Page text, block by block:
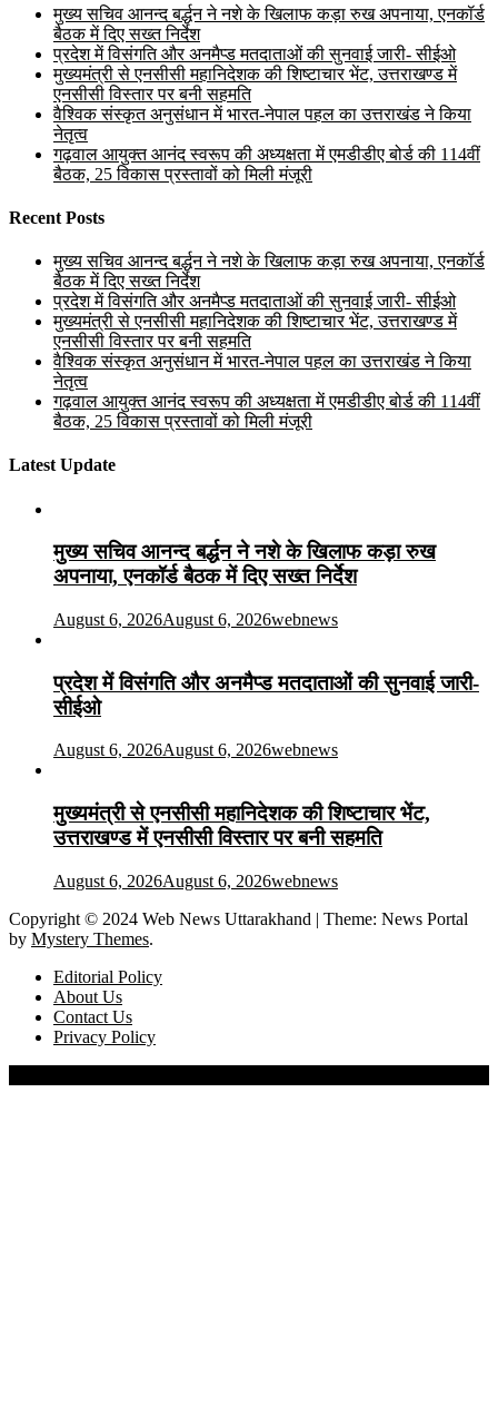
मुख्य सचिव आनन्द बर्द्धन ने नशे के खिलाफ कड़ा रुख अपनाया, एनकॉर्ड
बैठक में दिए सख्त निर्देश
प्रदेश में विसंगति और अनमैप्ड मतदाताओं की सुनवाई जारी- सीईओ
मुख्यमंत्री से एनसीसी महानिदेशक की शिष्टाचार भेंट, उत्तराखण्ड में
एनसीसी विस्तार पर बनी सहमति
वैश्विक संस्कृत अनुसंधान में भारत-नेपाल पहल का उत्तराखंड ने किया
नेतृत्व
गढ़वाल आयुक्त आनंद स्वरूप की अध्यक्षता में एमडीडीए बोर्ड की 114वीं
बैठक, 25 विकास प्रस्तावों को मिली मंजूरी
Recent Posts
मुख्य सचिव आनन्द बर्द्धन ने नशे के खिलाफ कड़ा रुख अपनाया, एनकॉर्ड
बैठक में दिए सख्त निर्देश
प्रदेश में विसंगति और अनमैप्ड मतदाताओं की सुनवाई जारी- सीईओ
मुख्यमंत्री से एनसीसी महानिदेशक की शिष्टाचार भेंट, उत्तराखण्ड में
एनसीसी विस्तार पर बनी सहमति
वैश्विक संस्कृत अनुसंधान में भारत-नेपाल पहल का उत्तराखंड ने किया
नेतृत्व
गढ़वाल आयुक्त आनंद स्वरूप की अध्यक्षता में एमडीडीए बोर्ड की 114वीं
बैठक, 25 विकास प्रस्तावों को मिली मंजूरी
Latest Update
मुख्य सचिव आनन्द बर्द्धन ने नशे के खिलाफ कड़ा रुख
अपनाया, एनकॉर्ड बैठक में दिए सख्त निर्देश
August 6, 2026August 6, 2026webnews
प्रदेश में विसंगति और अनमैप्ड मतदाताओं की सुनवाई जारी-
सीईओ
August 6, 2026August 6, 2026webnews
मुख्यमंत्री से एनसीसी महानिदेशक की शिष्टाचार भेंट,
उत्तराखण्ड में एनसीसी विस्तार पर बनी सहमति
August 6, 2026August 6, 2026webnews
Copyright © 2024 Web News Uttarakhand | Theme: News Portal
by Mystery Themes.
Editorial Policy
About Us
Contact Us
Privacy Policy